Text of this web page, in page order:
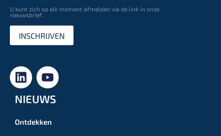
U kunt zich op elk moment afmelden via de link in onze
nieuwsbrief.
INSCHRIJVEN
NIEUWS
Ontdekken